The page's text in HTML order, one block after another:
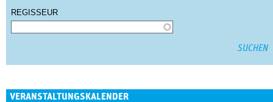
REGISSEUR
VERANSTALTUNGSKALENDER